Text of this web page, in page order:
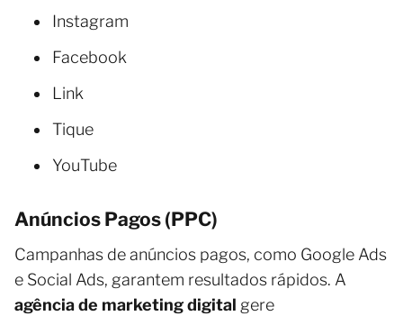
Instagram
Facebook
Link
Tique
YouTube
Anúncios Pagos (PPC)
Campanhas de anúncios pagos, como Google Ads
e Social Ads, garantem resultados rápidos. A
agência de marketing digital gere